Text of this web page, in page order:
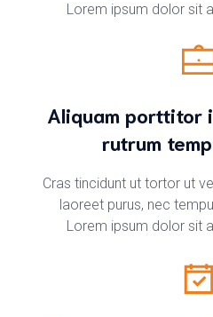
Lorem ipsum dolor sit
Aliquam porttitor
rutrum
Cras tincidunt ut tortor ut
laoreet purus, nec
Lorem ipsum dolor sit